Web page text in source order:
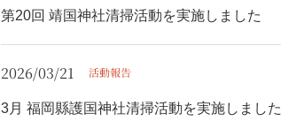
第20回 靖国神社清掃活動を実施しました
2026/03/21 活動報告
3月 福岡縣護国神社清掃活動を実施しました